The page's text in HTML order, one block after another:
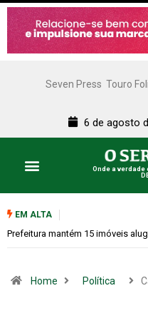
Seven Press Touro
6 de agosto
Onde a verdade
EM ALTA
Colina promove 1º Fórum de
Home Política